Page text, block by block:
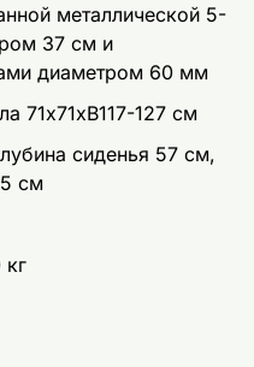
металлической 5-
37 см и
диаметром 60 мм
71х71хВ117-127 см
сиденья 57 см,
см
кг